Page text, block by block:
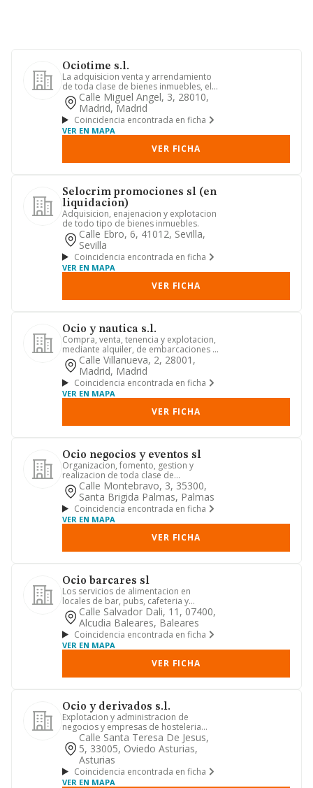
Ociotime s.l.
La adquisicion venta y arrendamiento
de toda clase de bienes inmuebles, el
estudio, promocion y rea...
Calle Miguel Angel, 3, 28010,
Madrid, Madrid
Coincidencia encontrada en ficha
VER EN MAPA
VER FICHA
Selocrim promociones sl (en
liquidacion)
Adquisicion, enajenacion y explotacion
de todo tipo de bienes inmuebles.
Calle Ebro, 6, 41012, Sevilla,
Sevilla
Coincidencia encontrada en ficha
VER EN MAPA
VER FICHA
Ocio y nautica s.l.
Compra, venta, tenencia y explotacion,
mediante alquiler, de embarcaciones y
barcos de recreo en ge...
Calle Villanueva, 2, 28001,
Madrid, Madrid
Coincidencia encontrada en ficha
VER EN MAPA
VER FICHA
Ocio negocios y eventos sl
Organizacion, fomento, gestion y
realizacion de toda clase de
congresos, convenciones,
promociones,...
Calle Montebravo, 3, 35300,
Santa Brigida Palmas, Palmas
Coincidencia encontrada en ficha
VER EN MAPA
VER FICHA
Ocio barcares sl
Los servicios de alimentacion en
locales de bar, pubs, cafeteria y
restaurantes, servicios anexos a...
Calle Salvador Dali, 11, 07400,
Alcudia Baleares, Baleares
Coincidencia encontrada en ficha
VER EN MAPA
VER FICHA
Ocio y derivados s.l.
Explotacion y administracion de
negocios y empresas de hosteleria
actividades turisticas culturales...
Calle Santa Teresa De Jesus,
5, 33005, Oviedo Asturias,
Asturias
Coincidencia encontrada en ficha
VER EN MAPA